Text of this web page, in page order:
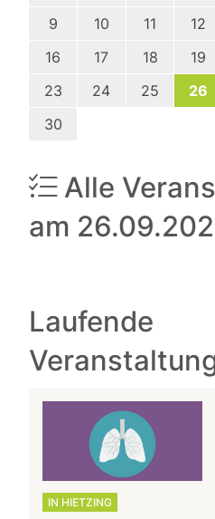
9
10 11 12
16
17 18 19
23
24 25 26
30
Alle
am
Laufende
IN HIETZING